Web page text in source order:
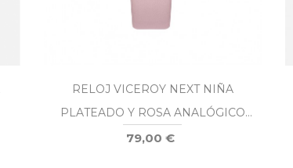
RELOJ VICEROY NEXT NIÑA
PLATEADO Y ROSA ANALÓGICO
41132-04
79,00 €